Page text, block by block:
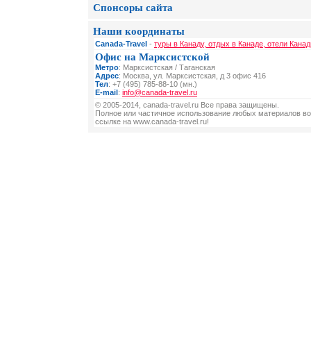
Спонсоры сайта
Наши координаты
Canada-Travel - туры в Канаду, отдых в Канаде, отели
Офис на Марксистской
Метро: Марксистская / Таганская
Адрес: Москва, ул. Марксистская, д 3 офис 416
Тел: +7 (495) 785-88-10 (мн.)
E-mail: info@canada-travel.ru
© 2005-2014, canada-travel.ru Все права защищены.
Полное или частичное использование любых материалов
ссылке на www.canada-travel.ru!